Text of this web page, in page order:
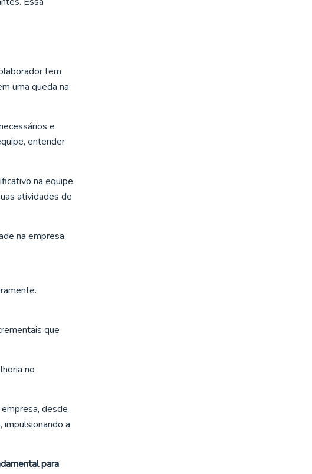
tem
uma queda na
e
entender
na equipe.
atividades de
na empresa.
que
no
desde
a
para